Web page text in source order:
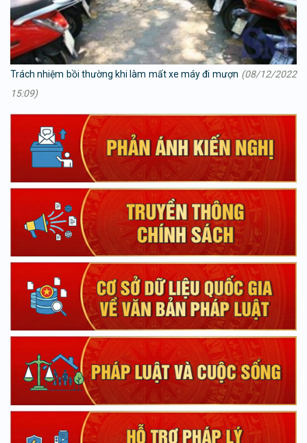
Trách nhiệm bồi thường khi làm mất xe máy đi mượn (08/12/2022
15:09)